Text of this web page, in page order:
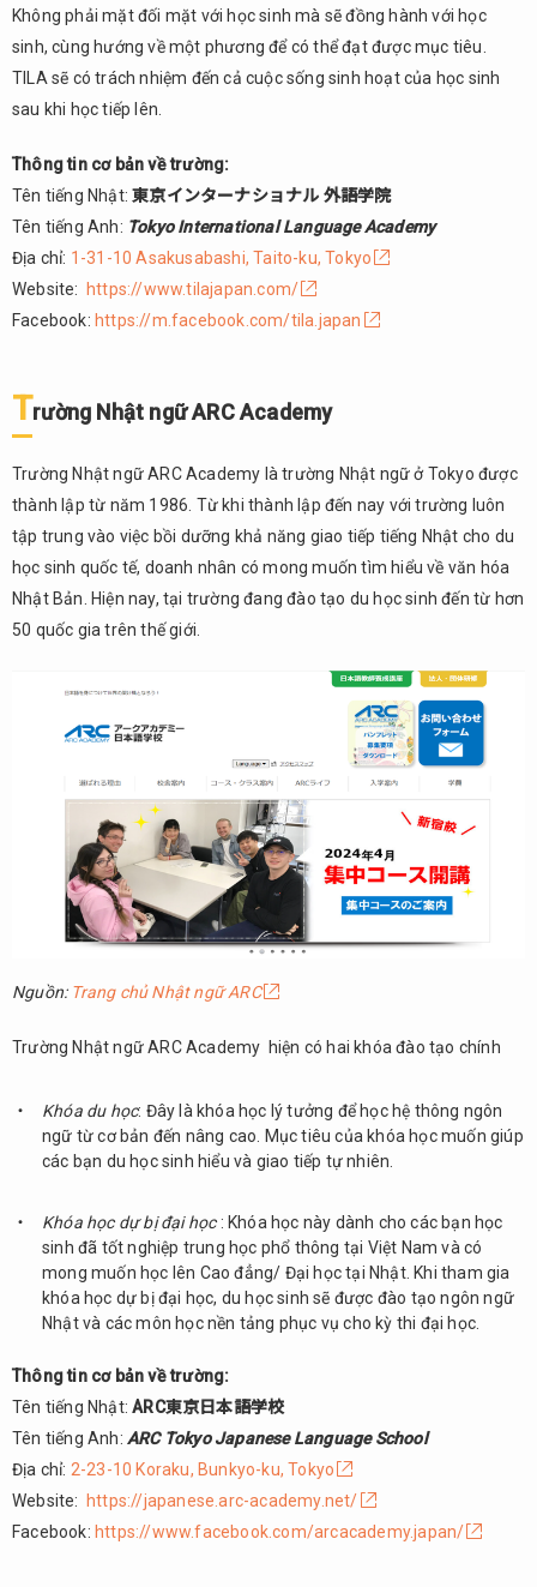
Không phải mặt đối mặt với học sinh mà sẽ đồng hành với học
sinh, cùng hướng về một phương để có thể đạt được mục tiêu.
TILA sẽ có trách nhiệm đến cả cuộc sống sinh hoạt của học sinh
sau khi học tiếp lên.
Thông tin cơ bản về trường:
Tên tiếng Nhật:東京インターナショナル 外語学院
Tên tiếng Anh: Tokyo International Language Academy
Địa chỉ: 1-31-10 Asakusabashi, Taito-ku, Tokyo
Website:
https://www.tilajapan.com/
Facebook: https://m.facebook.com/tila.japan
Trường Nhật ngữ ARC Academy
Trường Nhật ngữ ARC Academy là trường Nhật ngữ ở Tokyo được
thành lập từ năm 1986. Từ khi thành lập đến nay với trường luôn
tập trung vào việc bồi dưỡng khả năng giao tiếp tiếng Nhật cho du
học sinh quốc tế, doanh nhân có mong muốn tìm hiểu về văn hóa
Nhật Bản. Hiện nay, tại trường đang đào tạo du học sinh đến từ hơn
50 quốc gia trên thế giới.
Nguồn: Trang chủ Nhật ngữ ARC
Trường Nhật ngữ ARC Academy hiện có hai khóa đào tạo chính
Khóa du học: Đây là khóa học lý tưởng để học hệ thông ngôn
ngữ từ cơ bản đến nâng cao. Mục tiêu của khóa học muốn giúp
các bạn du học sinh hiểu và giao tiếp tự nhiên.
Khóa học dự bị đại học: Khóa học này dành cho các bạn học
sinh đã tốt nghiệp trung học phổ thông tại Việt Nam và có
mong muốn học lên Cao đẳng/ Đại học tại Nhật. Khi tham gia
khóa học dự bị đại học, du học sinh sẽ được đào tạo ngôn ngữ
Nhật và các môn học nền tảng phục vụ cho kỳ thi đại học.
Thông tin cơ bản về trường:
Tên tiếng Nhật:ARC東京日本語学校
Tên tiếng Anh: ARC Tokyo Japanese Language School
Địa chỉ: 2-23-10 Koraku, Bunkyo-ku, Tokyo
Website:
https://japanese.arc-academy.net/
Facebook: https://www.facebook.com/arcacademy.japan/